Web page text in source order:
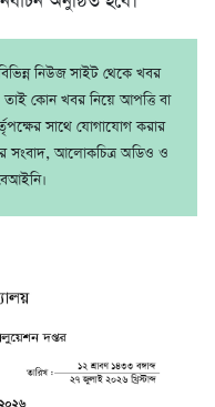
নিউজ সাইট থেকে খবর
তাই কোন খবর নিয়ে আপত্তি বা
সাথে যোগাযোগ করার
সংবাদ, আলোকচিত্র অডিও ও